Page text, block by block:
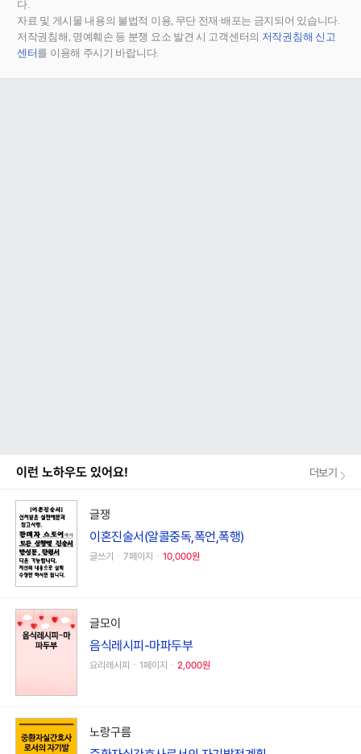
다.
자료 및 게시물 내용의 불법적 이용, 무단 전재∙배포는 금지되어 있습니다.
저작권침해, 명예훼손 등 분쟁 요소 발견 시 고객센터의 저작권침해 신고
센터를 이용해 주시기 바랍니다.
이런 노하우도 있어요! 더보기
글쟁
이혼진술서(알콜중독,폭언,폭행)
글쓰기ㆍ7페이지ㆍ 10,000원
글모이
음식레시피-마파두부
요리레시피ㆍ1페이지ㆍ 2,000원
노랑구름